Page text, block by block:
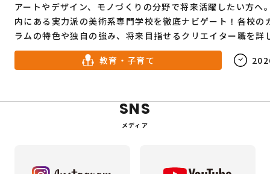
アートやデザイン、モノづくりの分野で将来活躍したい方へ
内にある実力派の美術系専門学校を徹底ナビゲート！各校の
ラムの特色や独自の強み、将来目指せるクリエイター職を詳
きます。進路に悩む高校生から、キャリアチェンジを志す社
必見のガイドです。 教育・子育て
SNS
メディア